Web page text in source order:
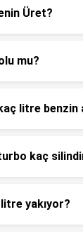
Üret?
mu?
litre benzin
kaç
yakıyor?